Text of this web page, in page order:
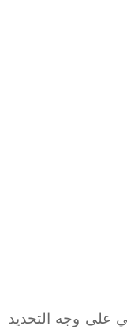
على وجه التحديد